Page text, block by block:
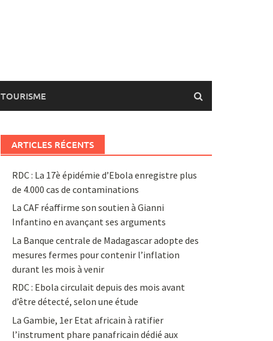
TOURISME
ARTICLES RÉCENTS
RDC : La 17è épidémie d’Ebola enregistre plus
de 4.000 cas de contaminations
La CAF réaffirme son soutien à Gianni
Infantino en avançant ses arguments
La Banque centrale de Madagascar adopte des
mesures fermes pour contenir l’inflation
durant les mois à venir
RDC : Ebola circulait depuis des mois avant
d’être détecté, selon une étude
La Gambie, 1er Etat africain à ratifier
l’instrument phare panafricain dédié aux